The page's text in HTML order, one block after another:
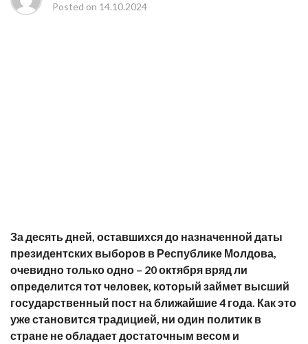
Posted on 14.10.2024
За десять дней, оставшихся до назначенной даты
президентских выборов в Республике Молдова,
очевидно только одно – 20 октября вряд ли
определится тот человек, который займет высший
государственный пост на ближайшие 4 года. Как это
уже становится традицией, ни один политик в
стране не обладает достаточным весом и